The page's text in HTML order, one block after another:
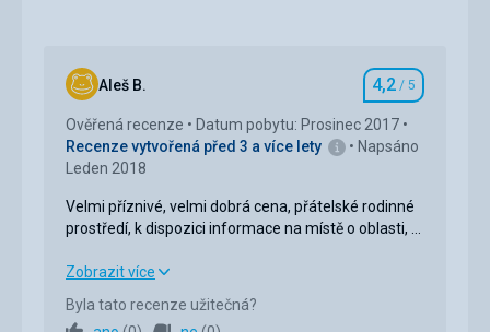
Aleš B. Hodnocení
4,2 / 5
Ověřená recenze
Datum pobytu: Prosinec 2017
Recenze vytvořená před 3 a více lety
Napsáno
Leden 2018
Velmi příznivé, velmi dobrá cena, přátelské rodinné
prostředí, k dispozici informace na místě o oblasti,
lázní atd.
Velmi příznivé, velmi dobrá cena, přátelské rodinné
možnostech lyžování zábavy, využití termálních
Zobrazit více
Byla tato recenze užitečná?